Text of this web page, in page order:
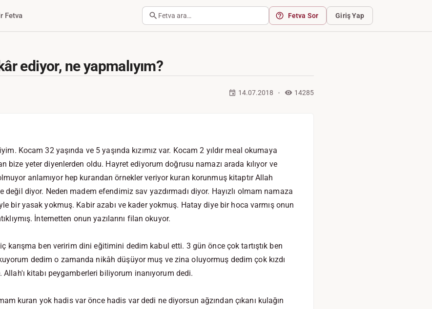
Fetva Fetva ara… Fetva Sor Giriş Yap
ediyor, ne yapmalıyım?
14.07.2018 14285
Kocam 32 yaşında ve 5 yaşında kızımız var. Kocam 2 yıldır meal okumaya
bize yeter diyenlerden oldu. Hayret ediyorum doğrusu namazı arada kılıyor ve
anlamıyor hep kurandan örnekler veriyor kuran korunmuş kitaptır Allah
değil diyor. Neden madem efendimiz sav yazdırmadı diyor. Hayızlı olmam namaza
bir yasak yokmuş. Kabir azabı ve kader yokmuş. Hatay diye bir hoca varmış onun
İnternetten onun yazılarını filan okuyor.
karışma ben veririm dini eğitimini dedim kabul etti. 3 gün önce çok tartıştık ben
dedim o zamanda nikâh düşüyor muş ve zina oluyormuş dedim çok kızdı
kitabı peygamberleri biliyorum inanıyorum dedi.
kuran yok hadis var önce hadis var dedi ne diyorsun ağzından çıkanı kulağın